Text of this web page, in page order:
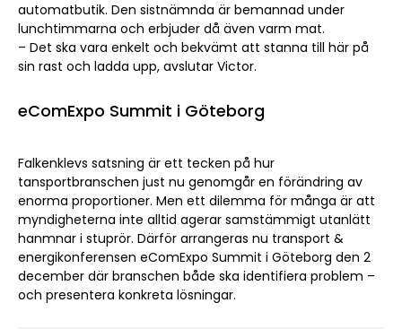
automatbutik. Den sistnämnda är bemannad under
lunchtimmarna och erbjuder då även varm mat.
– Det ska vara enkelt och bekvämt att stanna till här på
sin rast och ladda upp, avslutar Victor.
eComExpo Summit i Göteborg
Falkenklevs satsning är ett tecken på hur
tansportbranschen just nu genomgår en förändring av
enorma proportioner. Men ett dilemma för många är att
myndigheterna inte alltid agerar samstämmigt utanlätt
hanmnar i stuprör. Därför arrangeras nu transport &
energikonferensen eComExpo Summit i Göteborg den 2
december där branschen både ska identifiera problem –
och presentera konkreta lösningar.